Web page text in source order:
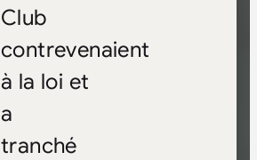
Club
contrevenaient
à la loi et
a
tranché